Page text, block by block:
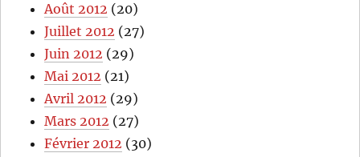
Août 2012 (20)
Juillet 2012 (27)
Juin 2012 (29)
Mai 2012 (21)
Avril 2012 (29)
Mars 2012 (27)
Février 2012 (30)